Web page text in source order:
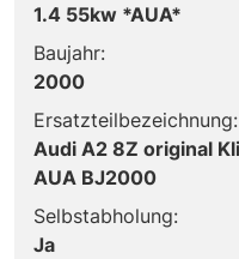
1.4 55kw *AUA*
Baujahr:
2000
Ersatzteilbezeichnung:
Audi A2 8Z original
AUA BJ2000
Selbstabholung:
Ja